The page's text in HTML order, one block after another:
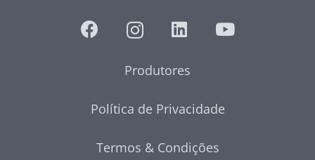
Produtores
Política de Privacidade
Termos & Condições